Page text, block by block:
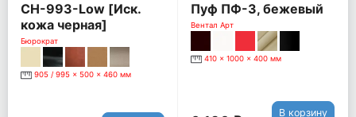
CH-993-Low [Иск.
кожа черная]
Бюрократ
905 / 995 x 500 x 460 мм
Пуф ПФ-3, бежевый
Вентал Арт
410 x 1000 x 400 мм
В корзину